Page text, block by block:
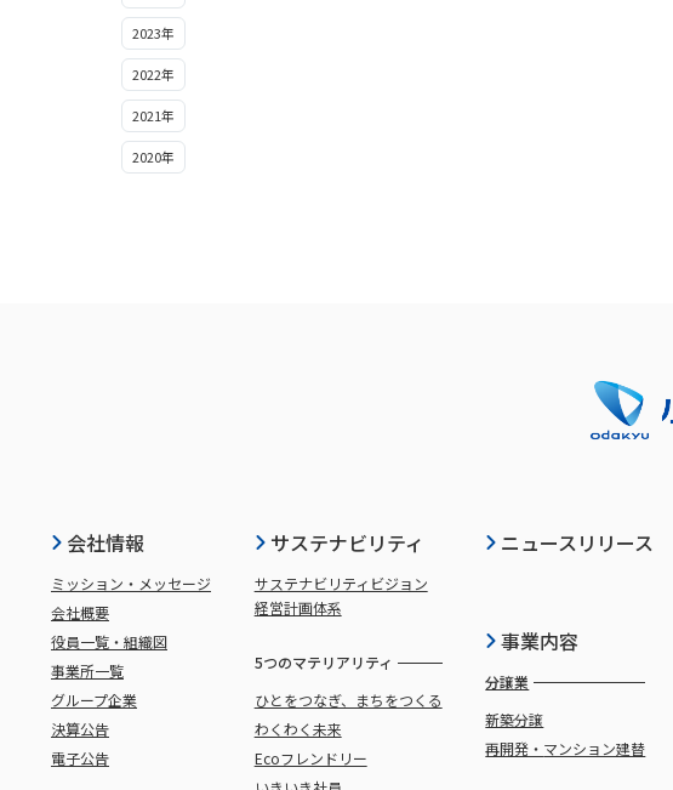
2023年
2022年
2021年
2020年
会社情報
ミッション・メッセージ
会社概要
役員一覧・組織図
事業所一覧
グループ企業
決算公告
電子公告
サステナビリティ
サステナビリティビジョン
経営計画体系
5つのマテリアリティ
ひとをつなぎ、まちをつくる
わくわく未来
Ecoフレンドリー
ニュースリリース
事業内容
分譲業
新築分譲
再開発・ マンション建替